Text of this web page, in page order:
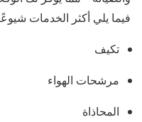
فيما يلي أكثر الخدمات
تكيف
مرشحات الهواء
المحاذاة